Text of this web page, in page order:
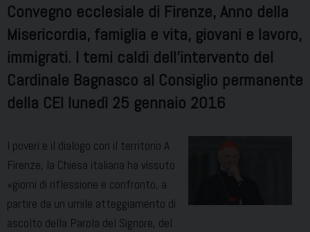
Convegno ecclesiale di Firenze, Anno della
Misericordia, famiglia e vita, giovani e lavoro,
immigrati. I temi caldi dell’intervento del
Cardinale Bagnasco al Consiglio permanente
della CEI lunedì 25 gennaio 2016
I poveri e il dialogo con il territorio A
Firenze, la Chiesa italiana ha vissuto
«giorni di riflessione e confronto, a
partire da un umile atteggiamento di
ascolto della Parola del Signore, del